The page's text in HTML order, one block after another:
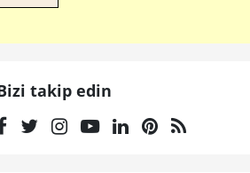
takip edin